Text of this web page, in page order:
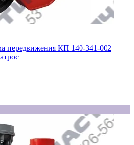
передвижения КП 140-341-002